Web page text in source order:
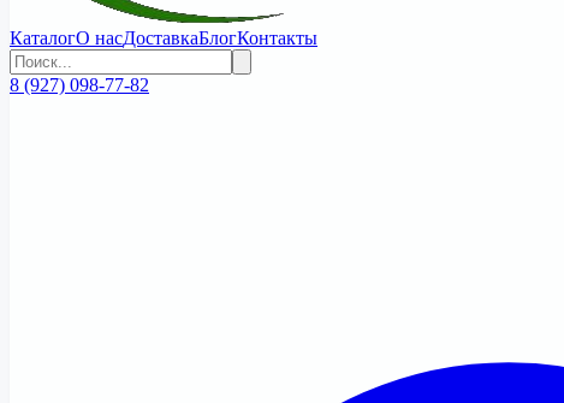
КаталогО насДоставкаБлогКонтакты
8 (927) 098-77-82